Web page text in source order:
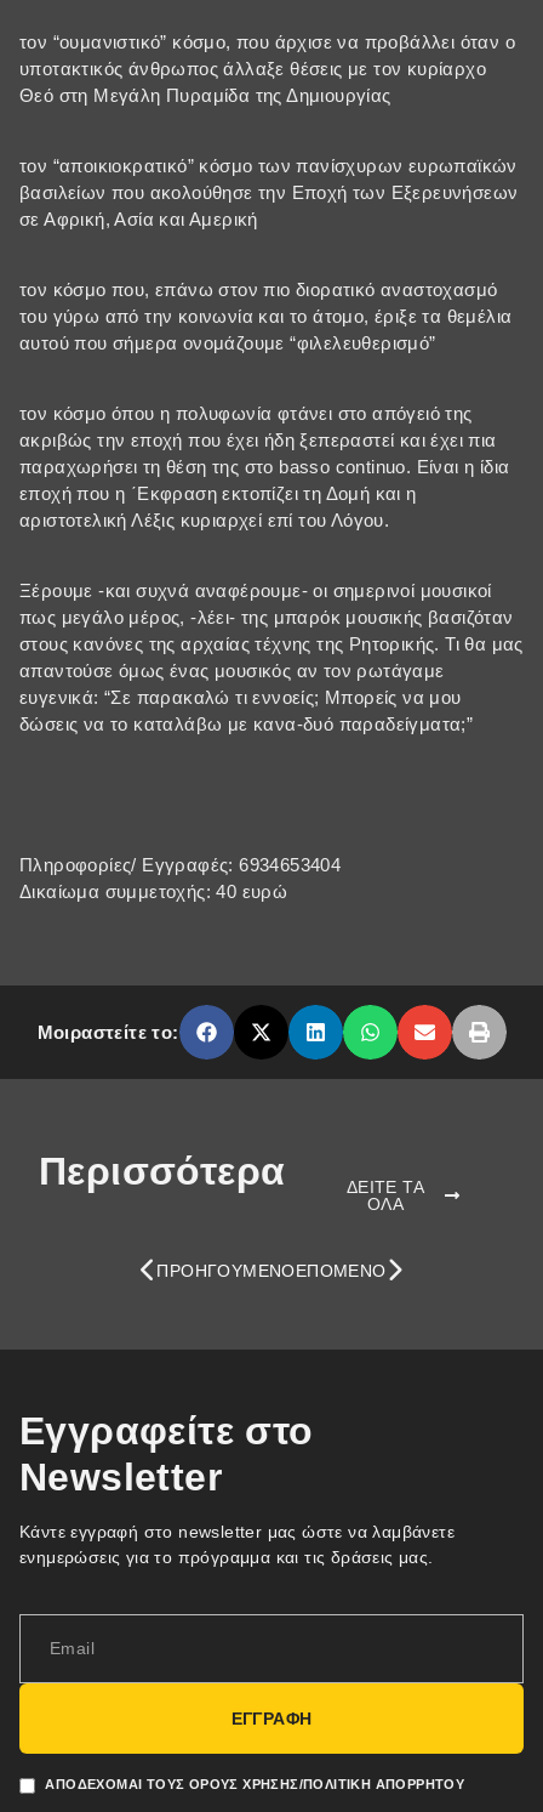
τον “ουμανιστικό” κόσμο, που άρχισε να προβάλλει όταν ο
υποτακτικός άνθρωπος άλλαξε θέσεις με τον κυρίαρχο
Θεό στη Μεγάλη Πυραμίδα της Δημιουργίας
τον “αποικιοκρατικό” κόσμο των πανίσχυρων ευρωπαϊκών
βασιλείων που ακολούθησε την Εποχή των Εξερευνήσεων
σε Αφρική, Ασία και Αμερική
τον κόσμο που, επάνω στον πιο διορατικό αναστοχασμό
του γύρω από την κοινωνία και το άτομο, έριξε τα θεμέλια
αυτού που σήμερα ονομάζουμε “φιλελευθερισμό”
τον κόσμο όπου η πολυφωνία φτάνει στο απόγειό της
ακριβώς την εποχή που έχει ήδη ξεπεραστεί και έχει πια
παραχωρήσει τη θέση της στο basso continuo. Είναι η ίδια
εποχή που η ΄Εκφραση εκτοπίζει τη Δομή και η
αριστοτελική Λέξις κυριαρχεί επί του Λόγου.
Ξέρουμε -και συχνά αναφέρουμε- οι σημερινοί μουσικοί
πως μεγάλο μέρος, -λέει- της μπαρόκ μουσικής βασιζόταν
στους κανόνες της αρχαίας τέχνης της Ρητορικής. Τι θα μας
απαντούσε όμως ένας μουσικός αν τον ρωτάγαμε
ευγενικά: “Σε παρακαλώ τι εννοείς; Μπορείς να μου
δώσεις να το καταλάβω με κανα-δυό παραδείγματα;”
Πληροφορίες/ Εγγραφές: 6934653404
Δικαίωμα συμμετοχής: 40 ευρώ
Μοιραστείτε το:
Περισσότερα
ΔΕΙΤΕ ΤΑ
ΟΛΑ
ΠΡΟΗΓΟΎΜΕΝΟΕΠΌΜΕΝΟ
Εγγραφείτε στο
Newsletter
Κάντε εγγραφή στο newsletter μας ώστε να λαμβάνετε
ενημερώσεις για το πρόγραμμα και τις δράσεις μας.
ΑΠΟΔΈΧΟΜΑΙ ΤΟΥΣ ΌΡΟΥΣ ΧΡΉΣΗΣ/ΠΟΛΙΤΙΚΉ ΑΠΟΡΡΉΤΟΥ
ΕΓΓΡΑΦΗ